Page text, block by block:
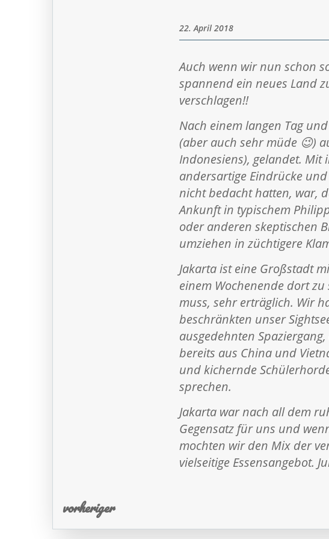
22. April 2018
Auch wenn wir nun schon
spannend ein neues Land
verschlagen!!
Nach einem langen Tag
(aber auch sehr müde 😉)
Indonesiens), gelandet. Mit
andersartige Eindrücke
nicht bedacht hatten, war,
Ankunft in typischem
oder anderen skeptischen
umziehen in züchtigere
Jakarta ist eine Großstadt
einem Wochenende dort
muss, sehr erträglich. Wir
beschränkten unser
ausgedehnten
bereits aus China und
und kichernde
sprechen.
Jakarta war nach all dem
Gegensatz für uns und
mochten wir den Mix der
vielseitige Essensangebot.
vorheriger